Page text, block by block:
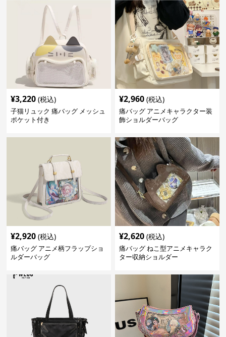
¥3,220 (税込)
子猫リュック 痛バッグ メッシュ
ポケット付き
¥2,960 (税込)
痛バッグ アニメキャラクター装
飾ショルダーバッグ
¥2,920 (税込)
痛バッグ アニメ柄フラップショ
ルダーバッグ
¥2,620 (税込)
痛バッグ ねこ型アニメキャラク
ター収納ショルダー